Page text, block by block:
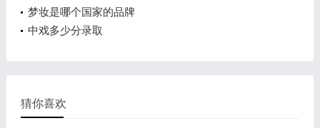
梦妆是哪个国家的品牌
中戏多少分录取
猜你喜欢